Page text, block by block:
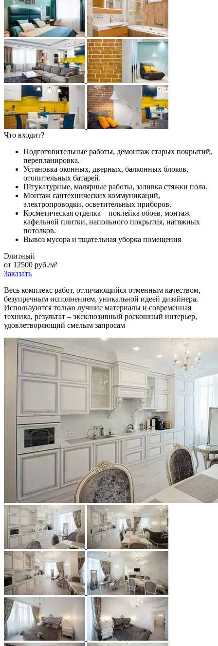
Что входит?
Подготовительные работы, демонтаж старых покрытий,
перепланировка.
Установка оконных, дверных, балконных блоков,
отопительных батарей.
Штукатурные, малярные работы, заливка стяжки пола.
Монтаж сантехнических коммуникаций,
электропроводки, осветительных приборов.
Косметическая отделка – поклейка обоев, монтаж
кафельной плитки, напольного покрытия, натяжных
потолков.
Вывоз мусора и тщательная уборка помещения
Элитный
от 12500 руб./м²
Заказать
Весь комплекс работ, отличающийся отменным качеством,
безупречным исполнением, уникальной идеей дизайнера.
Используются только лучшие материалы и современная
техника, результат – эксклюзивный роскошный интерьер,
удовлетворяющий смелым запросам